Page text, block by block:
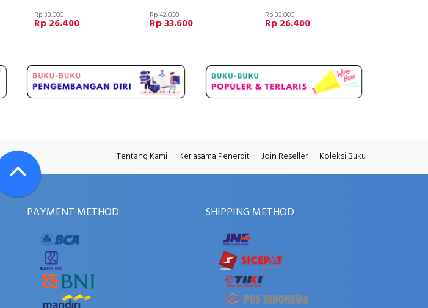
Rp 33.000
Rp 26.400
Rp 42.000
Rp 33.600
Rp 33.000
Rp 26.400
Tentang Kami Kerjasama Penerbit Join Reseller Koleksi Buku
PAYMENT METHOD SHIPPING METHOD